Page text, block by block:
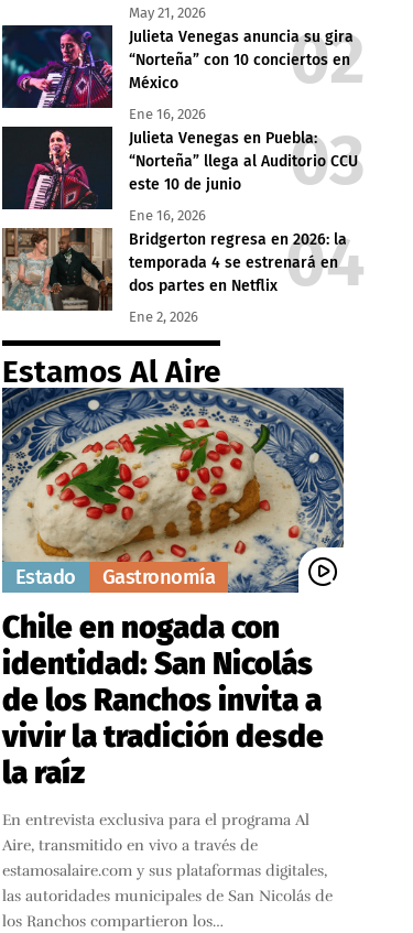
May 21, 2026
Julieta Venegas anuncia su gira
“Norteña” con 10 conciertos en
México
Ene 16, 2026
Julieta Venegas en Puebla:
“Norteña” llega al Auditorio CCU
este 10 de junio
Ene 16, 2026
Bridgerton regresa en 2026: la
temporada 4 se estrenará en
dos partes en Netflix
Ene 2, 2026
Estamos Al Aire
Estado Gastronomía
Chile en nogada con
identidad: San Nicolás
de los Ranchos invita a
vivir la tradición desde
la raíz
En entrevista exclusiva para el programa Al
Aire, transmitido en vivo a través de
estamosalaire.com y sus plataformas digitales,
las autoridades municipales de San Nicolás de
los Ranchos compartieron los…